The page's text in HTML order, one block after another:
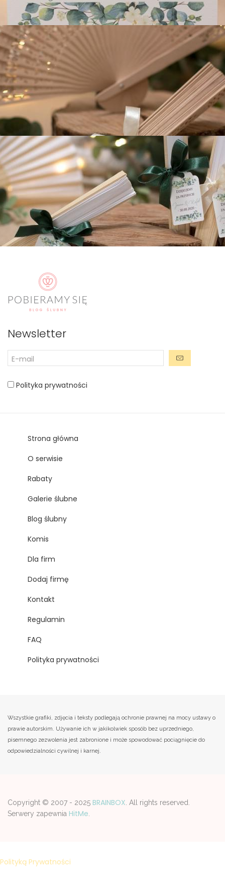
Newsletter
Polityka prywatności
Strona główna
O serwisie
Rabaty
Galerie ślubne
Blog ślubny
Komis
Dla firm
Dodaj firmę
Kontakt
Regulamin
FAQ
Polityka prywatności
Wszystkie grafiki, zdjęcia i teksty podlegają ochronie prawnej na mocy ustawy o
prawie autorskim. Używanie ich w jakikolwiek sposób bez uprzedniego,
pisemnego zezwolenia jest zabronione i może spowodować pociągnięcie do
odpowiedzialności cywilnej i karnej.
Copyright © 2007 - 2025 BRAINBOX. All rights reserved.
Serwery zapewnia HitMe.
Polityką Prywatności